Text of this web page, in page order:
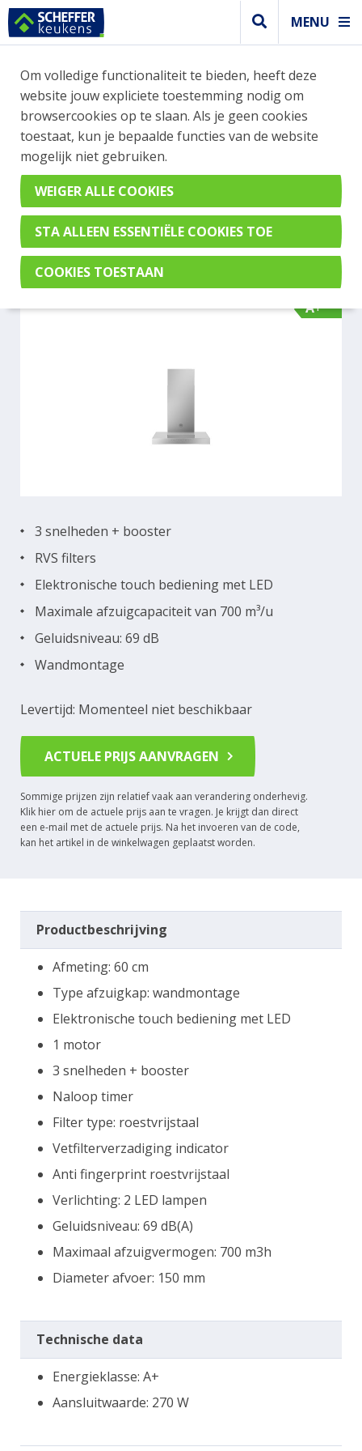
MENU
WEBSHOP BESTELLINGEN
Je kan tijdelijk geen bestelling plaatsen. Wil je je
vast oriënteren? Vergelijk eenvoudig apparaten
en merken met elkaar. Klik hier voor meer
informatie.
Afzuigkap
BERTAZZONI KT60P1AXT
A+
Levertijd: Momenteel niet beschikbaar
3 snelheden + booster
RVS filters
Elektronische touch bediening met LED
Maximale afzuigcapaciteit van 700 m³/u
Geluidsniveau: 69 dB
Wandmontage
ACTUELE PRIJS AANVRAGEN
Sommige prijzen zijn relatief vaak aan verandering onderhevig.
Klik hier om de actuele prijs aan te vragen. Je krijgt dan direct
een e-mail met de actuele prijs. Na het invoeren van de code,
kan het artikel in de winkelwagen geplaatst worden.
Productbeschrijving
Afmeting: 60 cm
Type afzuigkap: wandmontage
Elektronische touch bediening met LED
1 motor
3 snelheden + booster
Naloop timer
Filter type: roestvrijstaal
Vetfilterverzadiging indicator
Anti fingerprint roestvrijstaal
Verlichting: 2 LED lampen
Geluidsniveau: 69 dB(A)
Maximaal afzuigvermogen: 700 m3h
Diameter afvoer: 150 mm
Technische data
Energieklasse: A+
Aansluitwaarde: 270 W
Om volledige functionaliteit te bieden, heeft deze
website jouw expliciete toestemming nodig om
browsercookies op te slaan. Als je geen cookies
toestaat, kun je bepaalde functies van de website
mogelijk niet gebruiken.